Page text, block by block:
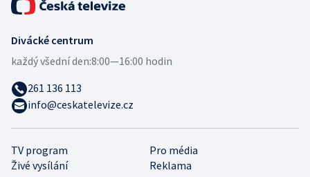
TV program
Pro média
Živé vysílání
Reklama
Divácké centrum
každý všední den:8:00—16:00 hodin
261 136 113
info@ceskatelevize.cz